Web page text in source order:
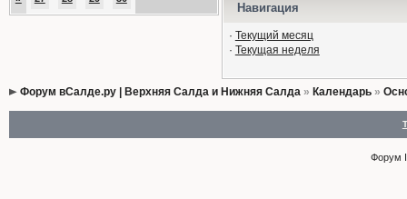
Навигация
· Текущий месяц
· Текущая неделя
Форум вСалде.ру | Верхняя Салда и Нижняя Салда» Календарь»
Форум